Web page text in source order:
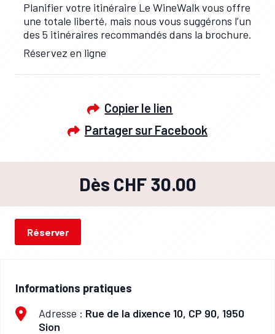
Planifier votre itinéraire Le WineWalk vous offre
une totale liberté, mais nous vous suggérons l’un
des 5 itinéraires recommandés dans la brochure.
Réservez en ligne
Copier le lien
Partager sur Facebook
Dès CHF 30.00
Réserver
Informations pratiques
Adresse : Rue de la dixence 10, CP 90, 1950
Sion